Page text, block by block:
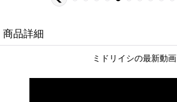
商品詳細
ミドリイシの最新動画